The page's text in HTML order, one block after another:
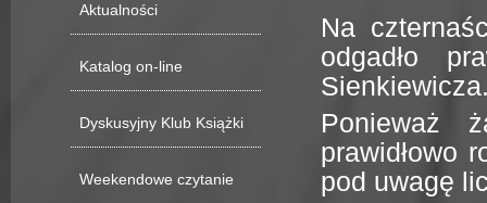
Aktualności
Katalog on-line
Dyskusyjny Klub Książki
Weekendowe czytanie
Na
odgadło
Ponieważ
prawidłowo
pod uwagę